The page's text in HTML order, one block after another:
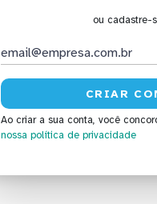
ou cadastre-
Ao criar a sua conta, você
nossa política de privacidade